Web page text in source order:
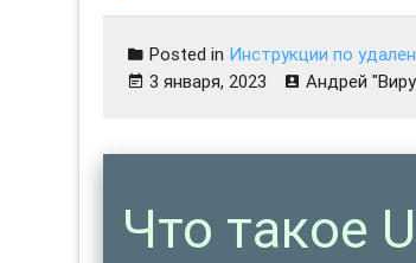
Posted in Инструкции по
3 января, 2023
Андрей
Что такое